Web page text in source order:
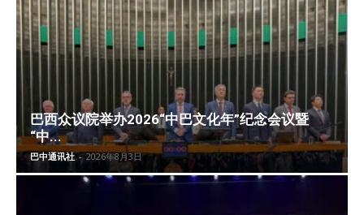
巴西众议院举办2026“中巴文化年”纪念会议暨
“中...
巴中通讯社 - 2026年8月3日